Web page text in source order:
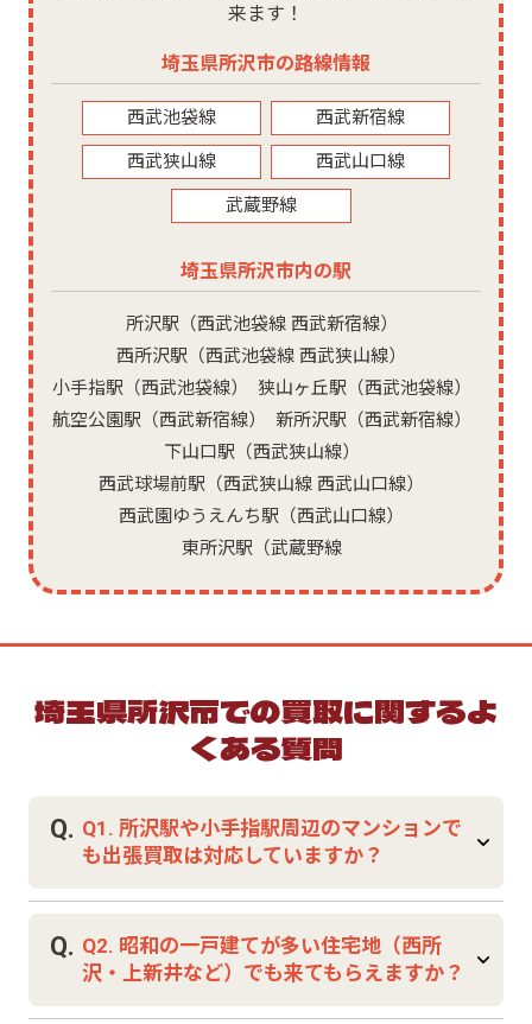
来ます！
埼玉県所沢市の路線情報
西武池袋線 西武新宿線
西武狭山線 西武山口線
武蔵野線
埼玉県所沢市内の駅
所沢駅（西武池袋線 西武新宿線）
西所沢駅（西武池袋線 西武狭山線）
小手指駅（西武池袋線）
狭山ヶ丘駅（西武池袋線）
航空公園駅（西武新宿線）
新所沢駅（西武新宿線）
下山口駅（西武狭山線）
西武球場前駅（西武狭山線 西武山口線）
西武園ゆうえんち駅（西武山口線）
東所沢駅（武蔵野線
埼玉県所沢市での買取に関するよ
くある質問
Q. Q1. 所沢駅や小手指駅周辺のマンションで
も出張買取は対応していますか？
A.
ション・再開発エリアにも対応しておりま
す。エレベーターのない物件や、駐車スペー
スが限られている場所でも事前にご相談いた
Q. Q2. 昭和の一戸建てが多い住宅地（西所
沢・上新井など）でも来てもらえますか？